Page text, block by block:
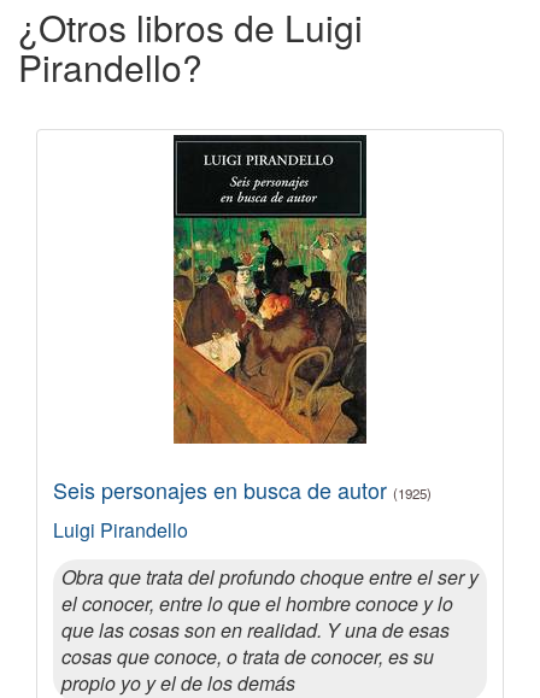
¿Otros libros de Luigi
Pirandello?
Seis personajes en busca de autor (1925)
Luigi Pirandello
Obra que trata del profundo choque entre el ser y
el conocer, entre lo que el hombre conoce y lo
que las cosas son en realidad. Y una de esas
cosas que conoce, o trata de conocer, es su
propio yo y el de los demás